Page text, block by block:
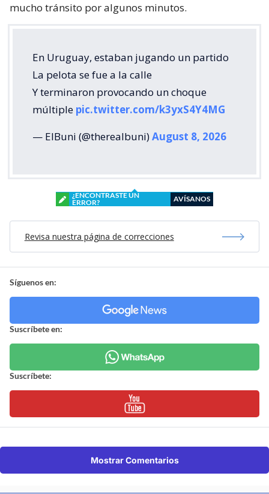
mucho tránsito por algunos minutos.
En Uruguay, estaban jugando un partido
La pelota se fue a la calle
Y terminaron provocando un choque
múltiple pic.twitter.com/k3yxS4Y4MG
— ElBuni (@therealbuni)August 8, 2026
¿ENCONTRASTE UN
ERROR?
AVÍSANOS
Revisa nuestra página de correcciones
Síguenos en:
Suscríbete en:
Suscríbete:
Mostrar Comentarios